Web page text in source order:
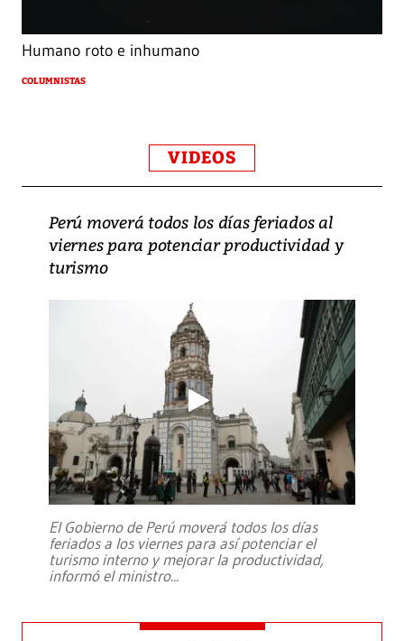
Humano roto e inhumano
COLUMNISTAS
VIDEOS
Perú moverá todos los días feriados al
viernes para potenciar productividad y
turismo
El Gobierno de Perú moverá todos los días
feriados a los viernes para así potenciar el
turismo interno y mejorar la productividad,
informó el ministro...